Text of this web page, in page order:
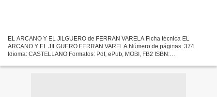
EL ARCANO Y EL JILGUERO de FERRAN VARELA Ficha técnica EL
ARCANO Y EL JILGUERO FERRAN VARELA Número de páginas: 374
Idioma: CASTELLANO Formatos: Pdf, ePub, MOBI, FB2 ISBN:
Descargar eBook...